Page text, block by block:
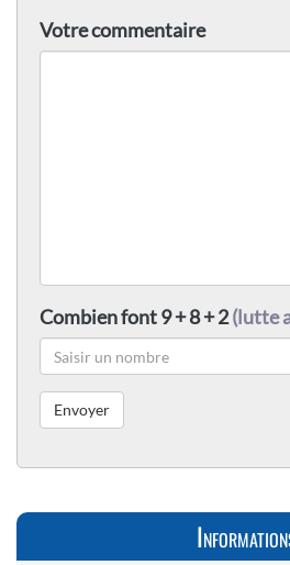
Votre commentaire
Combien font 9 + 8 + 2(lutte